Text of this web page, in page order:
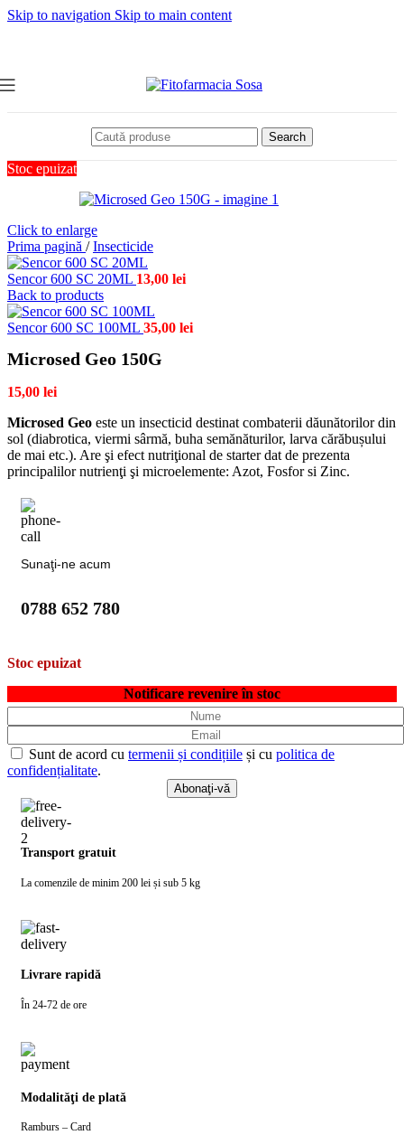
Skip to navigation Skip to main content
Search
Stoc epuizat
Click to enlarge
Prima pagină / Insecticide
Sencor 600 SC 20ML 13,00 lei
Back to products
Sencor 600 SC 100ML 35,00 lei
Microsed Geo 150G
15,00 lei
Microsed Geo este un insecticid destinat combaterii dăunătorilor din
sol (diabrotica, viermi sârmă, buha semănăturilor, larva cărăbușului
de mai etc.). Are şi efect nutriţional de starter dat de prezenta
principalilor nutrienţi şi microelemente: Azot, Fosfor si Zinc.
Sunaţi-ne acum
0788 652 780
Stoc epuizat
Notificare revenire în stoc
Sunt de acord cu termenii și condițiile și cu politica de
confidențialitate.
Transport gratuit
La comenzile de minim 200 lei și sub 5 kg
Livrare rapidă
În 24-72 de ore
Modalităţi de plată
Ramburs – Card